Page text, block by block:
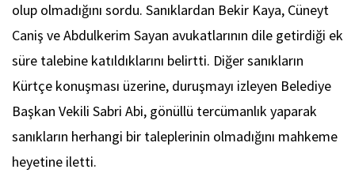
olup olmadığını sordu. Sanıklardan Bekir Kaya, Cüneyt
Caniş ve Abdulkerim Sayan avukatlarının dile getirdiği ek
süre talebine katıldıklarını belirtti. Diğer sanıkların
Kürtçe konuşması üzerine, duruşmayı izleyen Belediye
Başkan Vekili Sabri Abi, gönüllü tercümanlık yaparak
sanıkların herhangi bir taleplerinin olmadığını mahkeme
heyetine iletti.